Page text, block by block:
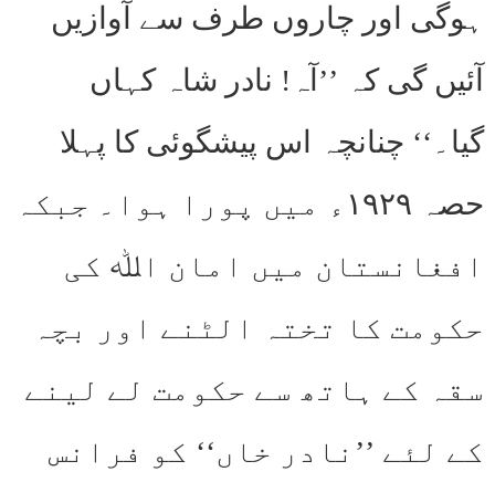
ہوگی اور چاروں طرف سے آوازیں
آئیں گی کہ ’’آہ! نادر شاہ کہاں
گیا۔‘‘ چنانچہ اس پیشگوئی کا پہلا
حصہ ۱۹۲۹ء میں پورا ہوا۔ جبکہ
افغانستان میں امان اﷲ کی
حکومت کا تختہ الٹنے اور بچہ
سقہ کے ہاتھ سے حکومت لے لینے
کے لئے ’’نادر خاں‘‘ کو فرانس